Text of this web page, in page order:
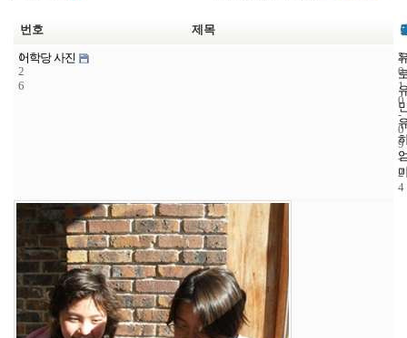
번호 제목
1
2
6
어학당 사진 5
2
0
1
0
-
0
9
-
2
4